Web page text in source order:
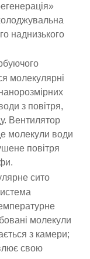
наднизького
молекулярні
з повітря,
Вентилятор
молекули води
повітря
сито
молекули
з камери;
свою